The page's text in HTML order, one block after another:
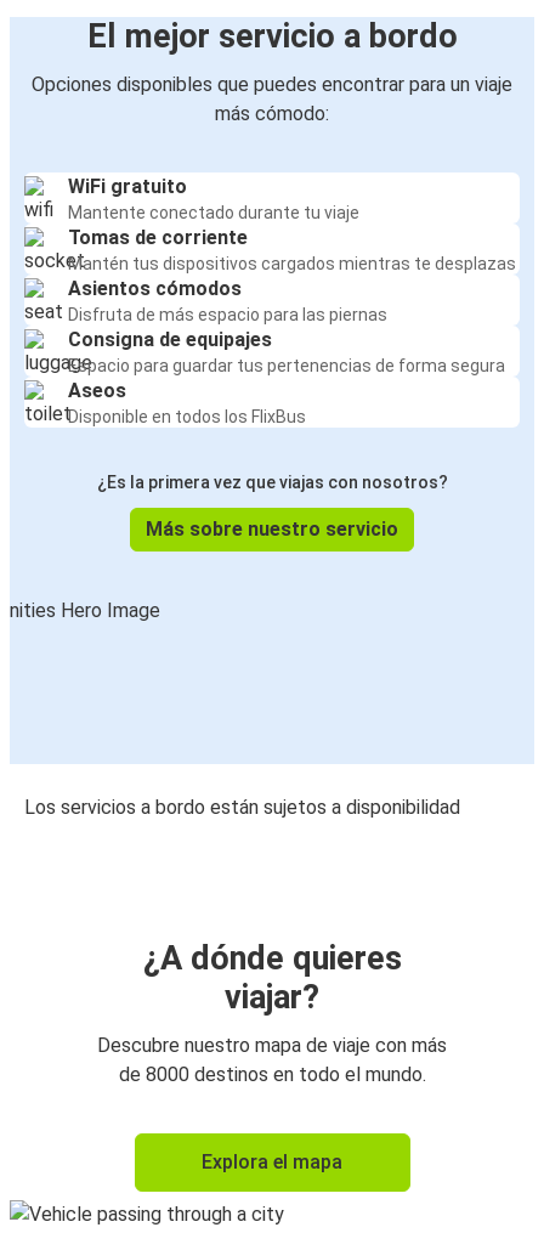
El mejor servicio a bordo
Opciones disponibles que puedes encontrar para un viaje
más cómodo:
WiFi gratuito
Mantente conectado durante tu viaje
Tomas de corriente
Mantén tus dispositivos cargados mientras te desplazas
Asientos cómodos
Disfruta de más espacio para las piernas
Consigna de equipajes
Espacio para guardar tus pertenencias de forma segura
Aseos
Disponible en todos los FlixBus
¿Es la primera vez que viajas con nosotros?
Más sobre nuestro servicio
Los servicios a bordo están sujetos a disponibilidad
¿A dónde quieres
viajar?
Descubre nuestro mapa de viaje con más
de 8000 destinos en todo el mundo.
Explora el mapa